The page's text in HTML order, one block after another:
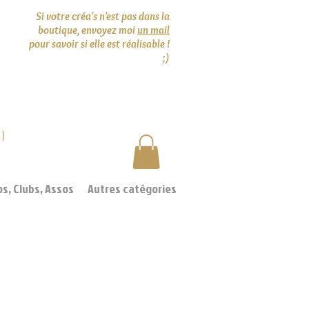
Si votre créa's n'est pas dans la
boutique, envoyez moiun mail
pour savoir si elle est réalisable !
;)
Clubs, Assos Autres catégories